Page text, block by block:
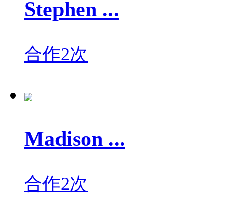
Stephen ...
合作2次
Madison ...
合作2次